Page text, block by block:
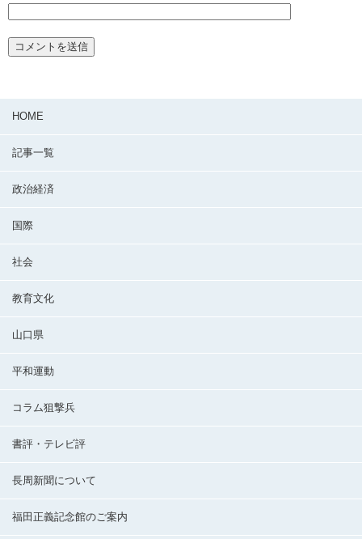
HOME
記事一覧
政治経済
国際
社会
教育文化
山口県
平和運動
コラム狙撃兵
書評・テレビ評
長周新聞について
福田正義記念館のご案内